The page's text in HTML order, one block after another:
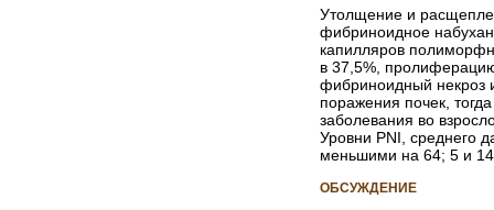
Утолщение и
фибриноидное
капилляров
в 37,5%,
фибриноидный некроз
поражения почек,
заболевания во
Уровни PNI, среднего
меньшими на 64; 5 и
ОБСУЖДЕНИЕ